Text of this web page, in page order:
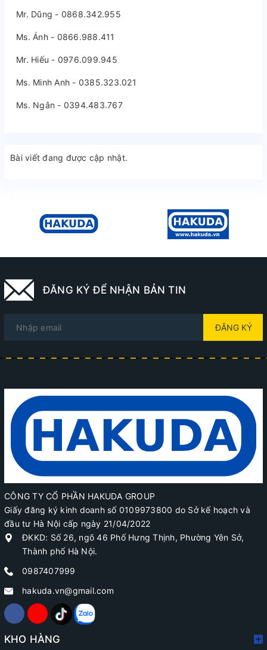
Mr. Dũng - 0868.342.955
Ms. Ánh - 0866.988.411
Mr. Hiếu - 0976.099.945
Ms. Minh Anh - 0385.323.021
Ms. Ngân - 0394.483.767
Bài viết đang được cập nhật.
ĐĂNG KÝ ĐỂ NHẬN BẢN TIN
ĐĂNG KÝ
CÔNG TY CỔ PHẦN HAKUDA GROUP
Giấy đăng ký kinh doanh số 0109973800 do Sở kế hoạch và
đầu tư Hà Nội cấp ngày 21/04/2022
ĐKKD: Số 26, ngõ 46 Phố Hưng Thịnh, Phường Yên Sở,
Thành phố Hà Nội.
0987407999
hakuda.vn@gmail.com
KHO HÀNG